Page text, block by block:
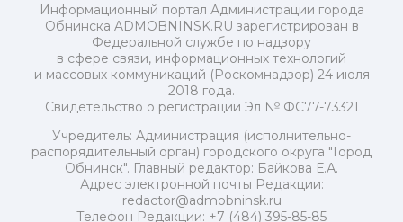
Информационный портал Администрации города
Обнинска ADMOBNINSK.RU зарегистрирован в
Федеральной службе по надзору
в сфере связи, информационных технологий
и массовых коммуникаций (Роскомнадзор) 24 июля
2018 года.
Свидетельство о регистрации Эл № ФС77-73321
Учредитель: Администрация (исполнительно-
распорядительный орган) городского округа "Город
Обнинск". Главный редактор: Байкова Е.А.
Адрес электронной почты Редакции:
redactor@admobninsk.ru
Телефон Редакции: +7 (484) 395-85-85